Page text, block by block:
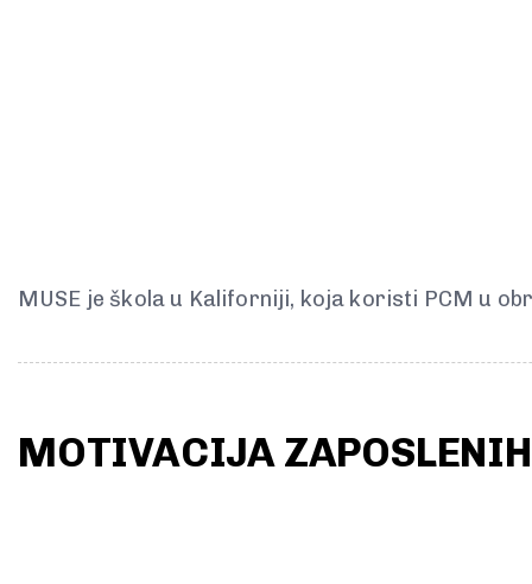
MUSE je škola u Kaliforniji, koja koristi PCM u
MOTIVACIJA ZAPOSLENIH